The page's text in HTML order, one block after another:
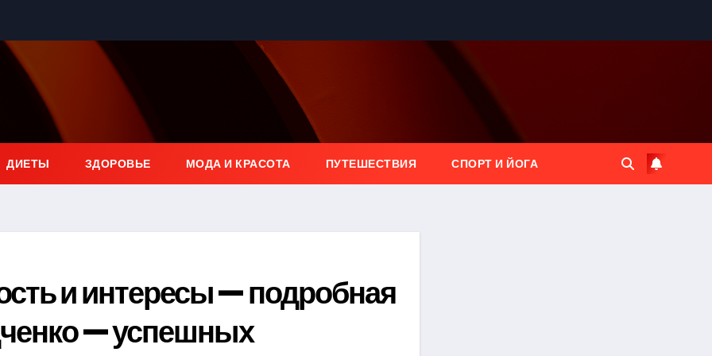
ДИЕТЫ ЗДОРОВЬЕ МОДА И КРАСОТА ПУТЕШЕСТВИЯ СПОРТ И ЙОГА
и интересы — подробная
— успешных